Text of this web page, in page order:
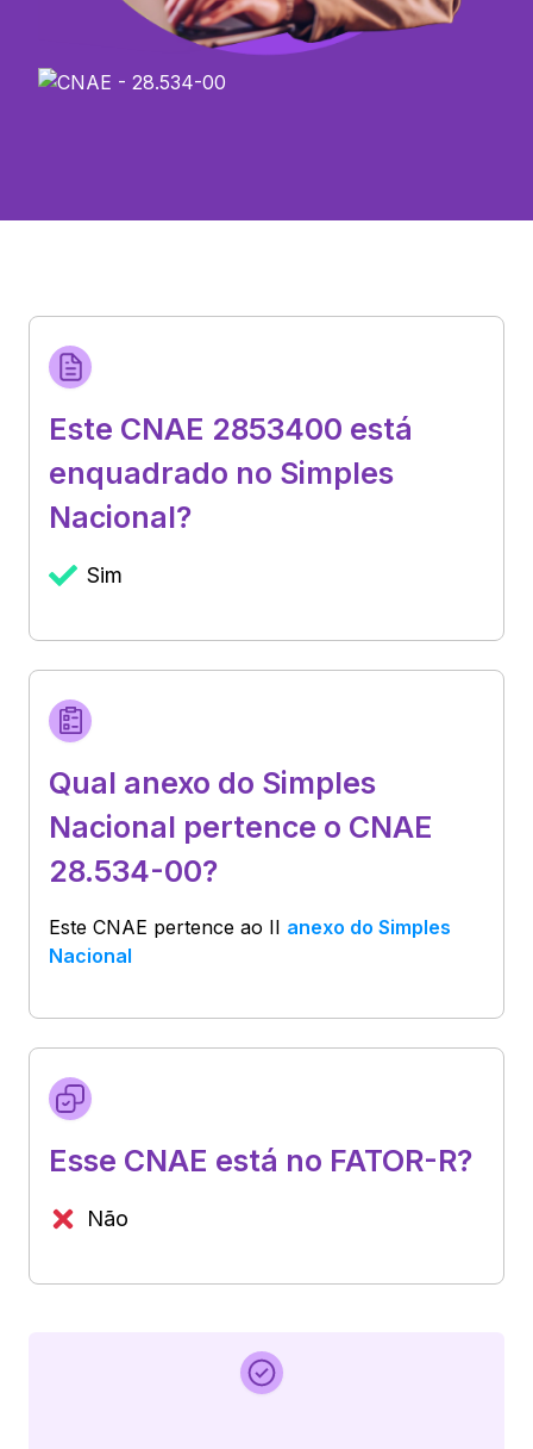
Este CNAE 2853400 está
enquadrado no Simples
Nacional?
Sim
Qual anexo do Simples
Nacional pertence o CNAE
28.534-00?
Este CNAE pertence ao II anexo do Simples
Nacional
Esse CNAE está no FATOR-R?
Não